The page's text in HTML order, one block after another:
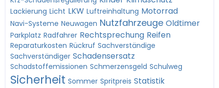
Lackierung Licht LKW Luftreinhaltung Motorrad
Navi-Systeme Neuwagen Nutzfahrzeuge Oldtimer
Parkplatz Radfahrer Rechtsprechung Reifen
Reparaturkosten Rückruf Sachverständige
Sachverständiger Schadensersatz
Schadstoffemissionen Schmerzensgeld Schulweg
Sicherheit Sommer Spritpreis Statistik